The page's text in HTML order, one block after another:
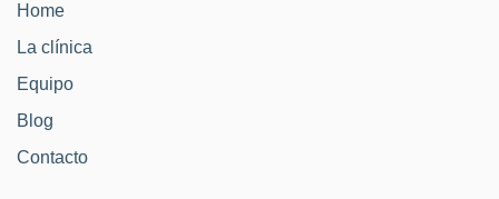
Home
La clínica
Equipo
Blog
Contacto